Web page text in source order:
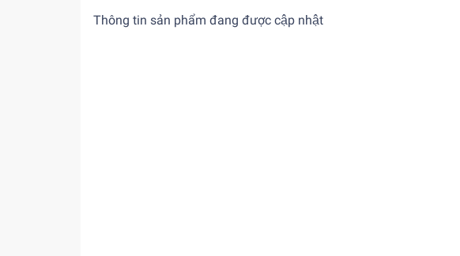
Thông tin sản phẩm đang được cập nhật